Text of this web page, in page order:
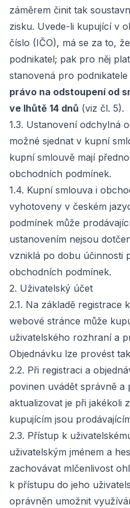
záměrem činit tak
zisku. Uvede-li kupující v
číslo (IČO), má se za to,
podnikatel; pak pro něj
stanovená pro podnikatele
právo na odstoupení od
ve lhůtě 14 dnů (viz čl. 5).
1.3. Ustanovení odchylná
možné sjednat v kupní
kupní smlouvě mají
obchodních podmínek.
1.4. Kupní smlouva i
vyhotoveny v českém
podmínek může
ustanovením nejsou
vzniklá po dobu účinnosti
obchodních podmínek.
2. Uživatelský účet
2.1. Na základě registrace
webové stránce může
uživatelského rozhraní a
Objednávku lze provést
2.2. Při registraci a
povinen uvádět správně a
aktualizovat je při jakékoli
kupujícím jsou
2.3. Přístup k
uživatelským jménem a
zachovávat mlčenlivost
k přístupu do jeho
oprávněn umožnit